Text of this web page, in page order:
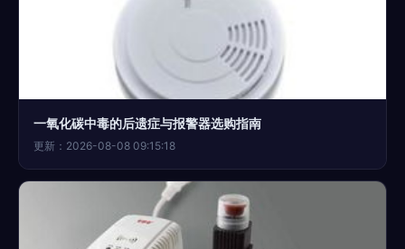
一氧化碳中毒的后遗症与报警器选购指南
更新：2026-08-08 09:15:18